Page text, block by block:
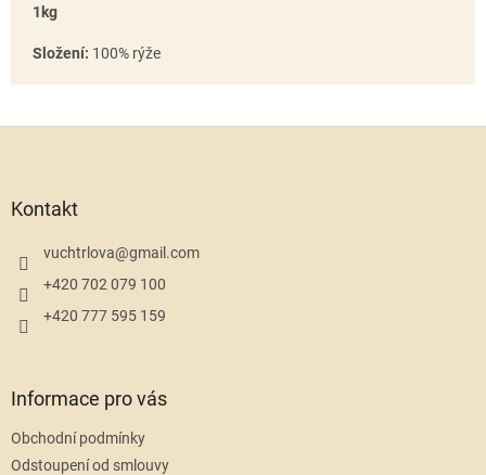
1kg
Složení: 100% rýže
Kontakt
vuchtrlova@gmail.com
+420 702 079 100
+420 777 595 159
Informace pro vás
Obchodní podmínky
Odstoupení od smlouvy